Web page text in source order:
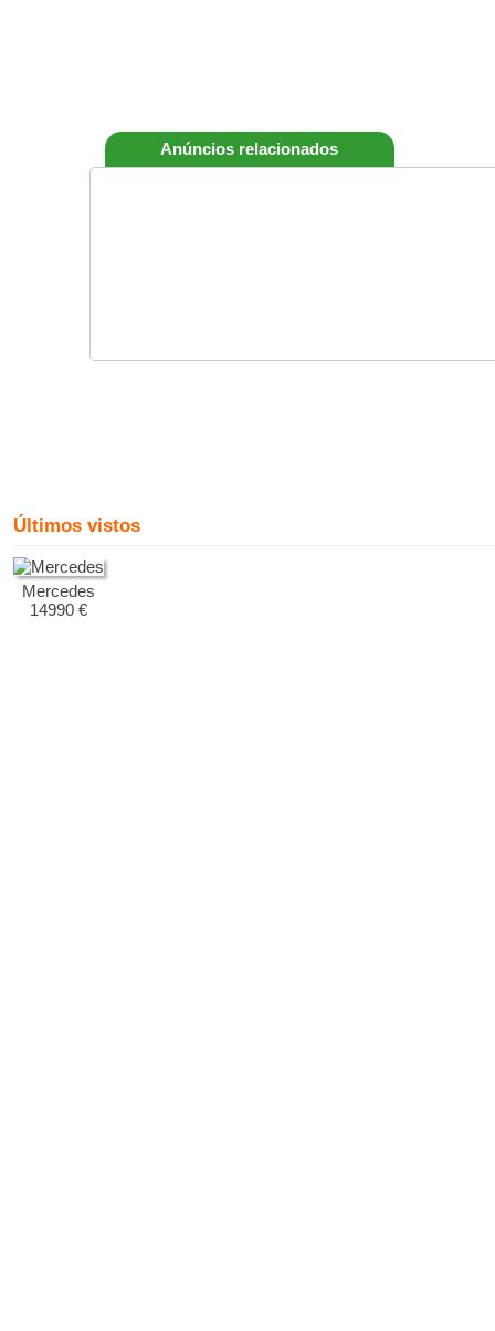
Anúncios relacionados
Últimos vistos
Mercedes
14990 €